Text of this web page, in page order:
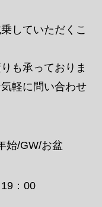
していただくこ
も承っておりま
軽に問い合わせ
始/GW/お盆
：00